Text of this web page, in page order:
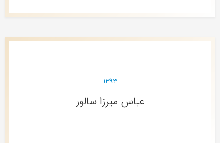
۱۳۹۳
عباس میرزا سالور